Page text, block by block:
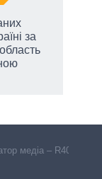
за
медіа – R40-